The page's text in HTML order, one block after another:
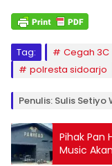
Tag: Cegah 3C
polresta sidoarjo
Penulis: Sulis Setiyo
Pihak Pan
Music